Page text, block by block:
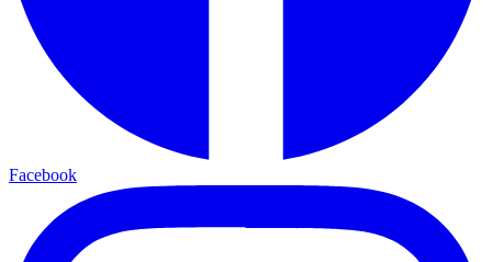
Facebook